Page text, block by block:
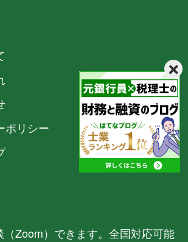
ポリシー
（Zoom）できます。全国対応可能